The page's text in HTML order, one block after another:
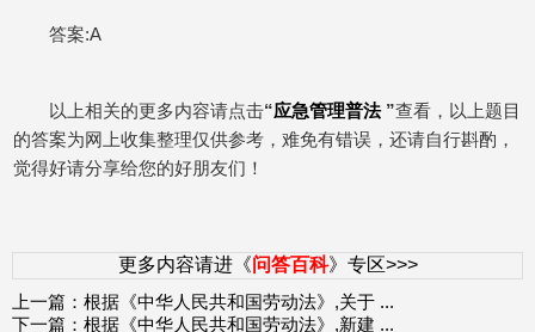
答案:A
以上相关的更多内容请点击“应急管理普法”查看，以上题目
的答案为网上收集整理仅供参考，难免有错误，还请自行斟酌，
觉得好请分享给您的好朋友们！
更多内容请进《问答百科》专区>>>
上一篇： 根据《中华人民共和国劳动法》,关于 ...
下一篇： 根据《中华人民共和国劳动法》,新建 ...